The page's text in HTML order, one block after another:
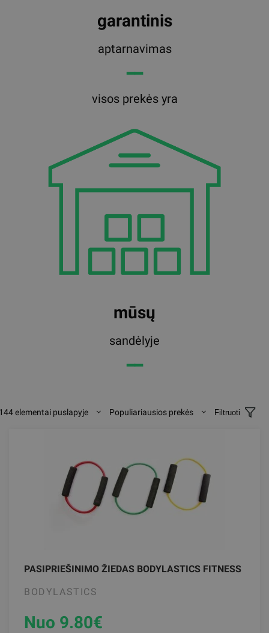
garantinis
aptarnavimas
━━
visos prekės yra
mūsų
sandėlyje
━━
elementai puslapyje Populiariausios prekės Filtruoti
PASIPRIEŠINIMO ŽIEDAS BODYLASTICS FITNESS
BODYLASTICS
Nuo 9.80€